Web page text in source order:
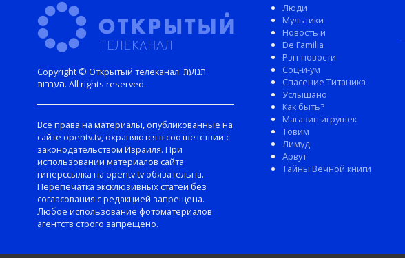
Copyright © Открытый телеканал. תנועת
הערבות. All rights reserved.
Все права на материалы, опубликованные на
сайте opentv.tv, охраняются в соответствии с
законодательством Израиля. При
использовании материалов сайта
гиперссылка на opentv.tv обязательна.
Перепечатка эксклюзивных статей без
согласования с редакцией запрещена.
Любое использование фотоматериалов
агентств строго запрещено.
Люди
Мультики
Новость и
De Familia
Рэп-новости
Соц-и-ум
Спасение Титаника
Услышано
Как быть?
Магазин игрушек
Товим
Лимуд
Арвут
Тайны Вечной книги